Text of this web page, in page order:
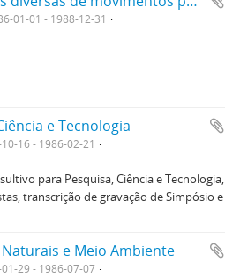
01-01 - 1988-12-31
e Tecnologia
16 - 1986-02-21
para Pesquisa, Ciência e Tecnologia,
transcrição de gravação de Simpósio e
e Meio Ambiente
29 - 1986-07-07